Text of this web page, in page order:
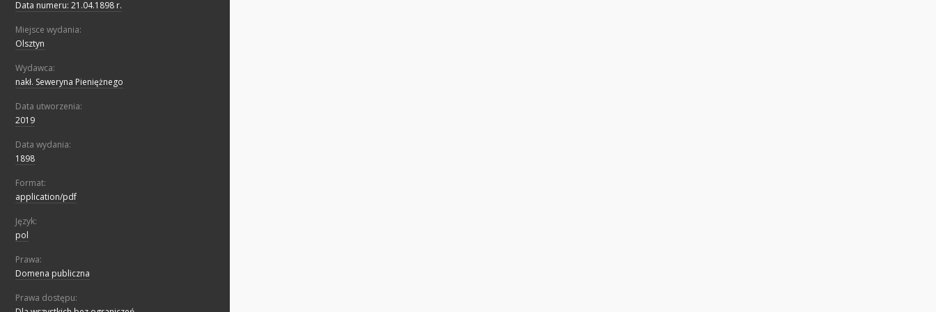
Data numeru: 21.04.1898 r.
Miejsce wydania:
Olsztyn
Wydawca:
nakł. Seweryna Pieniężnego
Data utworzenia:
2019
Data wydania:
1898
Format:
application/pdf
Język:
pol
Prawa:
Domena publiczna
Prawa dostępu: